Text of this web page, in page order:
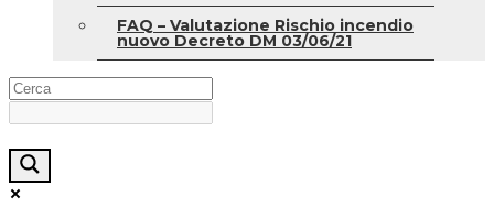
FAQ – Valutazione Rischio incendio
nuovo Decreto DM 03/06/21